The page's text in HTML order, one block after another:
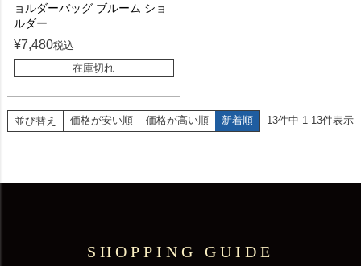
ョルダーバッグ ブルーム ショ
ルダー
¥7,480税込
在庫切れ
並び替え 価格が安い順 価格が高い順 新着順 13件中 1-13件表示
SHOPPING GUIDE